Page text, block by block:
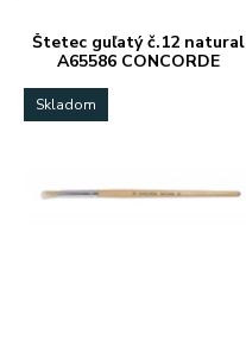
Štetec guľatý č.12 natural
A65586 CONCORDE
Skladom